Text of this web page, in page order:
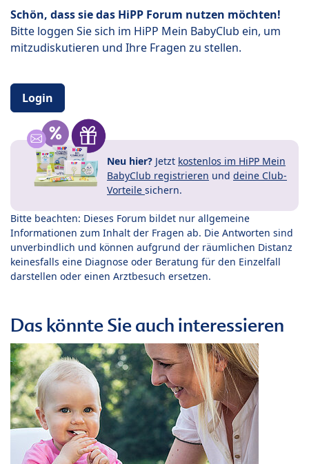
Schön, dass sie das HiPP Forum nutzen möchten!
Bitte loggen Sie sich im HiPP Mein BabyClub ein, um
mitzudiskutieren und Ihre Fragen zu stellen.
Login
Neu hier? Jetzt kostenlos im HiPP Mein
BabyClub registrieren und deine Club-
Vorteile sichern.
Bitte beachten: Dieses Forum bildet nur allgemeine
Informationen zum Inhalt der Fragen ab. Die Antworten sind
unverbindlich und können aufgrund der räumlichen Distanz
keinesfalls eine Diagnose oder Beratung für den Einzelfall
darstellen oder einen Arztbesuch ersetzen.
Das könnte Sie auch interessieren